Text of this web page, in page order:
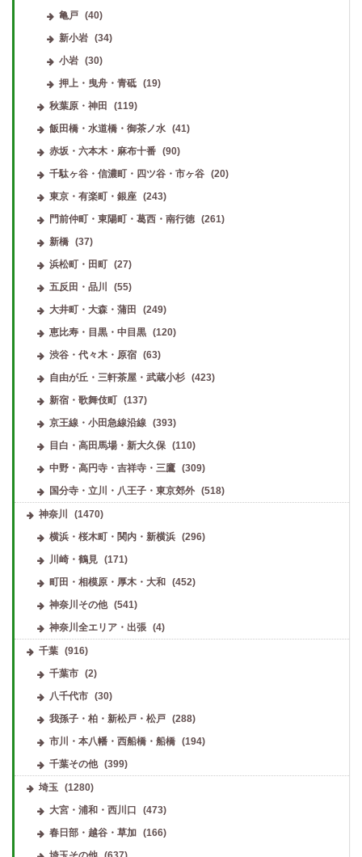
亀戸 (40)
新小岩 (34)
小岩 (30)
押上・曳舟・青砥 (19)
秋葉原・神田
(119)
飯田橋・水道橋・御茶ノ水
(41)
赤坂・六本木・麻布十番
(90)
千駄ヶ谷・信濃町・四ツ谷・市ヶ谷
(20)
東京・有楽町・銀座
(243)
門前仲町・東陽町・葛西・南行徳
(261)
新橋
(37)
浜松町・田町
(27)
五反田・品川
(55)
大井町・大森・蒲田
(249)
恵比寿・目黒・中目黒
(120)
渋谷・代々木・原宿
(63)
自由が丘・三軒茶屋・武蔵小杉
(423)
新宿・歌舞伎町
(137)
京王線・小田急線沿線
(393)
目白・高田馬場・新大久保
(110)
中野・高円寺・吉祥寺・三鷹
(309)
国分寺・立川・八王子・東京郊外
(518)
神奈川
(1470)
横浜・桜木町・関内・新横浜
(296)
川崎・鶴見
(171)
町田・相模原・厚木・大和
(452)
神奈川その他
(541)
神奈川全エリア・出張
(4)
千葉 (916)
千葉市
(2)
八千代市
(30)
我孫子・柏・新松戸・松戸
(288)
市川・本八幡・西船橋・船橋
(194)
千葉その他
(399)
埼玉
(1280)
大宮・浦和・西川口
(473)
春日部・越谷・草加
(166)